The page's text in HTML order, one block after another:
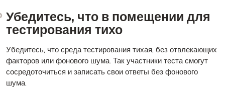
Убедитесь, что в помещении для
тестирования тихо
Убедитесь, что среда тестирования тихая, без отвлекающих
факторов или фонового шума. Так участники теста смогут
сосредоточиться и записать свои ответы без фонового
шума.